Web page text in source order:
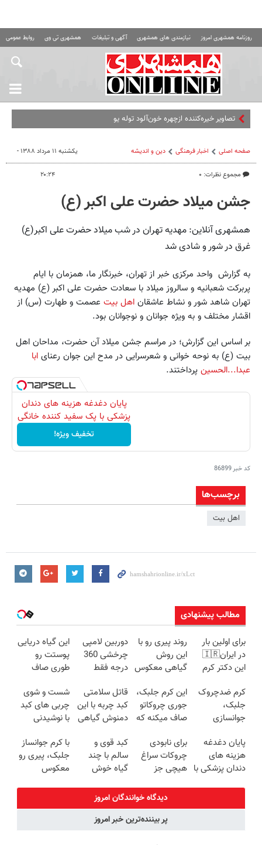
روزنامه همشهری امروز نیازمندی های همشهری آگهی و تبلیغات همشهری تی وی روابط عمومی
تصاویر خیره‌کننده ازچهره خون‌آلود توله یوزها پس از
صفحه اصلی اخبار فرهنگی دین و اندیشه
مجموع نظرات: ۰
یکشنبه ۱۱ مرداد ۱۳۸۸ -
۲۰:۲۴
جشن میلاد حضرت علی اکبر (ع)
همشهری آنلاین: مهدیه تهران در شب میلاد حضرت علی اکبر(ع)
غرق در شور و شادی شد
به گزارش واحد مرکزی خبر از تهران، خبرنگار ما، همزمان با ایام
پربرکت شعبانیه و سالروز میلاد با سعادت حضرت علی اکبر (ع) مهدیه
تهران شاهد شور و نشاط عاشقان اهل بیت عصمت و طهارت (س) از
اقشار مختلف و به ویژه جوانان و نوجوانان بود.
بر اساس این گزارش؛ در مراسم جشن میلاد آن حضرت، مداحان اهل
بیت (ع) به نوحه خوانی و شعرسرایی در مدح این جوان رعنای ابا
عبدا...الحسین پرداختند.
پایان دغدغه هزینه های دندان
پزشکی با پک سفید کننده خانگی
تخفیف ویژه!
کد خبر86899
برچسب‌ها
اهل بیت
مطالب پیشنهادی
برای اولین بار
در ایران🇮🇷
این دکتر کرم
روزه ساخت!
روند پیری رو با
این روش
گیاهی معکوس
دوربین لامپی
چرخشی 360
درجه فقط
🔥 پرداخت
درب منزل
این گیاه دریایی
پوستت رو
طوری صاف
20سال جوون
شدی🔥
کرم ضدچروک
جلبک،
جوانسازی
شما40%تخفیف
این کرم جلبک،
جوری چروکاتو
صاف میکنه که
کردی!(تخفیف
ویژه)
قاتل سلامتی
کبد چربه با این
دمنوش گیاهی
شست و شوی
چربی های کبد
با نوشیدنی
پایان دغدغه
هزینه های
دندان پزشکی با
برای نابودی
چروکات سراغ
هیچی جز
نرو(تخفیف40%)
کبد قوی و
سالم با چند
گیاه خوش
با کرم جوانساز
جلبک، پیری رو
معکوس
دیدگاه خوانندگان امروز
پر بیننده‌ترین خبر امروز